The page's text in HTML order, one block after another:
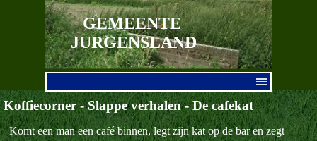
Ga naar de inhoud
GEMEENTE
JURGENSLAND
Koffiecorner - Slappe verhalen - De cafekat
Komt een man een café binnen, legt zijn kat op de bar en zegt